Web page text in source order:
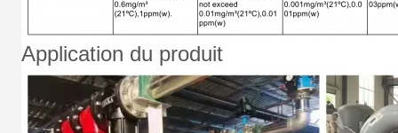
Application du produit